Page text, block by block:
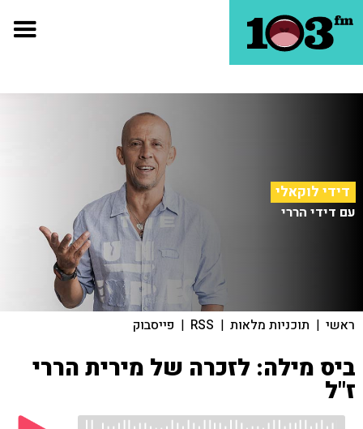
דידי לוקאלי
עם דידי הררי
ראשי | תוכניות מלאות |
RSS
| פייסבוק
ביס מילה: לזכרה של מירית הררי
ז"ל